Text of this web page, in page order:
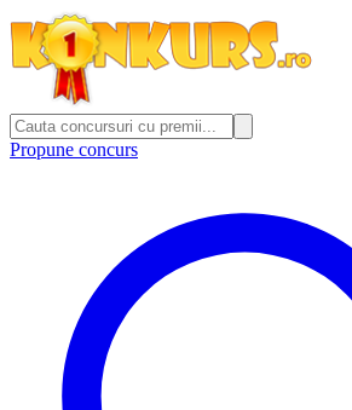
Propune concurs